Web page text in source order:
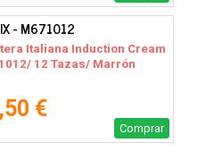
- M671012
Italiana Induction Cream
12 Tazas/ Marrón
€
Comprar